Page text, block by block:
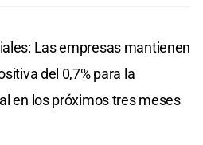
Las empresas mantienen
del 0,7% para la
en los próximos tres meses